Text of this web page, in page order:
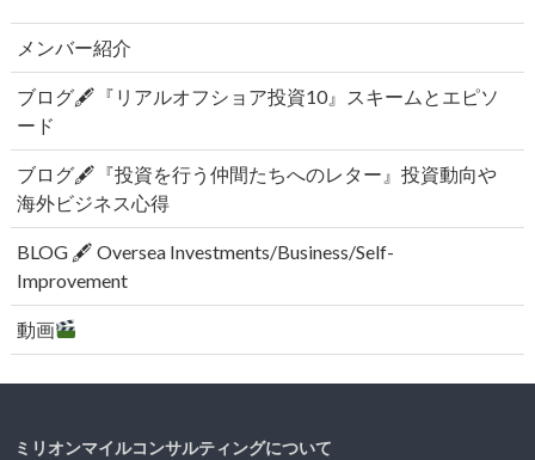
メンバー紹介
ブログ🖋『リアルオフショア投資10』スキームとエピソ
ード
ブログ🖋『投資を行う仲間たちへのレター』投資動向や
海外ビジネス心得
BLOG 🖋 Oversea Investments/Business/Self-
Improvement
動画
ミリオンマイルコンサルティングについて